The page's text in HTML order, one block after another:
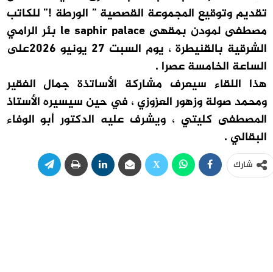
تقديم وتوقيع المجموعة القصصية ” الورطة !” للكاتب
مصطفى لمودن بمقهى le saphir palace بئر الرامي
الشرقية بالقنيطرة ، يوم السبت 27 يونيو 2026على
الساعة الخامسة عصرا .
هذا اللقاء سيعرف مشاركة الأساتذة جمال الفقير
ومحمد صولة وزهور العزوزي ، في حين سيسيره الأستاذ
المصطفى كليتي ، ويشرف عليه الدكتور أبو الوفاء
البقالي .
شارك